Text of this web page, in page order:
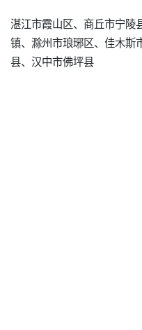
湛江市霞山区、商丘市宁陵
镇、滁州市琅琊区、佳木斯
县、汉中市佛坪县